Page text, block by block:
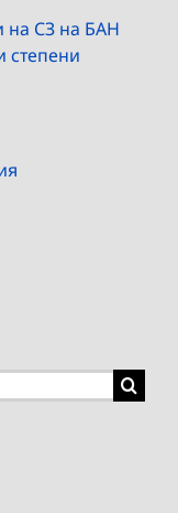
на СЗ на БАН
степени